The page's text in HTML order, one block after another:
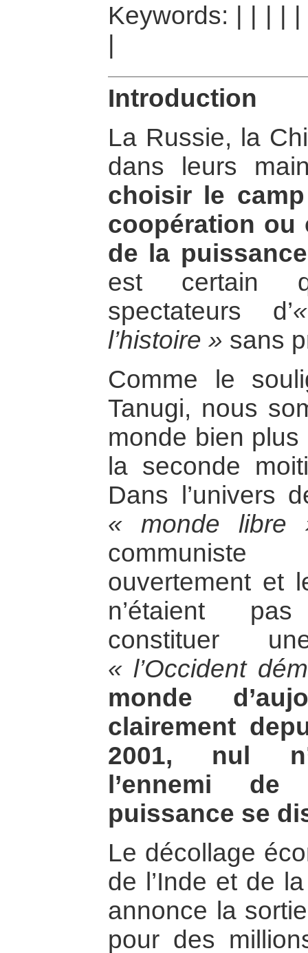
Keywords:
Introduction
La Russie, la
dans leurs
choisir le
coopération ou
de la
est certain
spectateurs d’
l’histoire » sans
Comme le
Tanugi, nous
monde bien
la seconde
Dans l’univers
« monde libre
ouvertement et
n’étaient
constituer
« l’Occident
monde
clairement
2001, nul
l’ennemi
puissance se
Le décollage
de l’Inde et de
annonce la
pour des